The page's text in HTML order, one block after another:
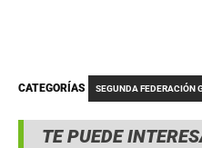
TE PUEDE
CATEGORÍAS SEGUNDA FEDERACIÓN